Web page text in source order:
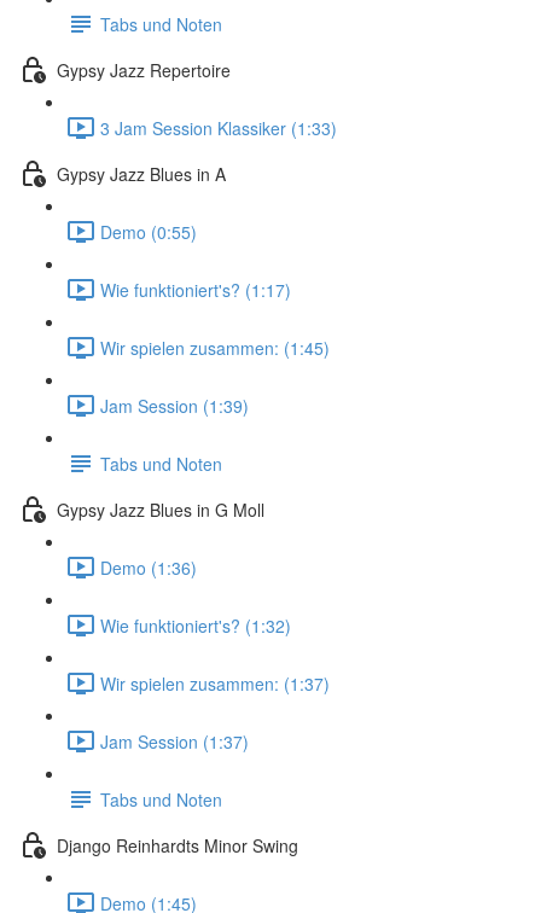
Tabs und Noten
Gypsy Jazz Repertoire
3 Jam Session Klassiker (1:33)
Gypsy Jazz Blues in A
Demo (0:55)
Wie funktioniert's? (1:17)
Wir spielen zusammen: (1:45)
Jam Session (1:39)
Tabs und Noten
Gypsy Jazz Blues in G Moll
Demo (1:36)
Wie funktioniert's? (1:32)
Wir spielen zusammen: (1:37)
Jam Session (1:37)
Tabs und Noten
Django Reinhardts Minor Swing
Demo (1:45)